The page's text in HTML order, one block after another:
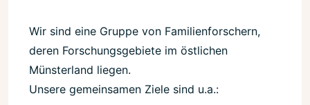
Wir sind eine Gruppe von Familienforschern,
deren Forschungsgebiete im östlichen
Münsterland liegen.
Unsere gemeinsamen Ziele sind u.a.: